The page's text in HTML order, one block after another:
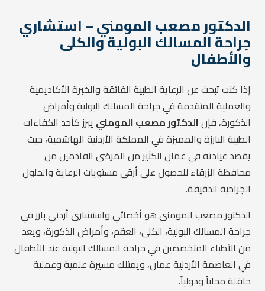
الدكتور مصعب المومني – استشاري
جراحة المسالك البولية والكلى
والأطفال
إذا كنت تبحث عن الرعاية الطبية الفائقة والخبرة الأكاديمية
والعملية المتقدمة في جراحة المسالك البولية وأمراض
الذكورة، فإنالدكتور مصعب المومني يبرز كأحد الكفاءات
الطبية البارزة والمميزة في المملكة الأردنية الهاشمية، حيث
يقصد عيادته في عمان الكثير من المرضى القادمين من
محافظة الزرقاء للحصول على أرقى مستويات الرعاية والحلول
الجراحية الدقيقة.
الدكتور مصعب المومني هو أخصائي واستشاري أردني بارز في
جراحة المسالك البولية، الكلى، العقم، وأمراض الذكورة، ويعد
من الأطباء المتخصصين في جراحة المسالك البولية عند الأطفال
في العاصمة الأردنية عمان، ويمتلك مسيرة علمية وعملية
حافلة محلياً ودولياً.